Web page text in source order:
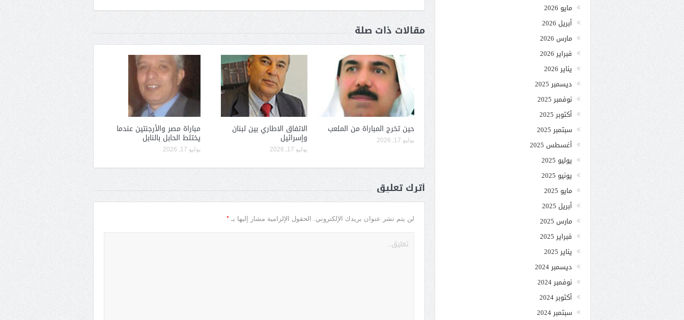
مقالات ذات صلة
حين تخرج المباراة من الملعب
يوليو 17, 2026
الاتفاق الاطاري بين لبنان
وإسرائيل
يوليو 17, 2026
مباراة مصر والأرجنتين عندما
يختلط الحابل بالنابل
يوليو 17, 2026
أترك تعليق
لن يتم نشر عنوان بريدك الإلكتروني. الحقول الإلزامية مشار إليها بـ *
مايو 2026
أبريل 2026
مارس 2026
فبراير 2026
يناير 2026
ديسمبر 2025
نوفمبر 2025
أكتوبر 2025
سبتمبر 2025
أغسطس 2025
يوليو 2025
يونيو 2025
مايو 2025
أبريل 2025
مارس 2025
فبراير 2025
يناير 2025
ديسمبر 2024
نوفمبر 2024
أكتوبر 2024
سبتمبر 2024